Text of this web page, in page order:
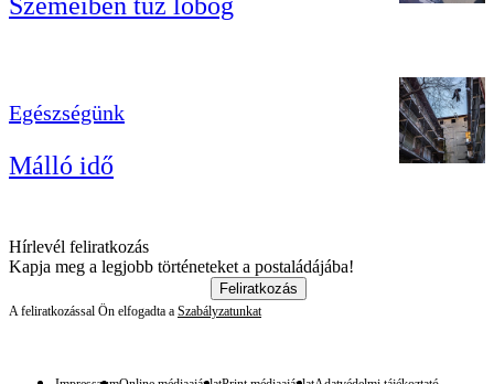
Egészségünk
Málló idő
Hírlevél feliratkozás
Kapja meg a legjobb történeteket a postaládájába!
Feliratkozás
A feliratkozással Ön elfogadta a Szabályzatunkat